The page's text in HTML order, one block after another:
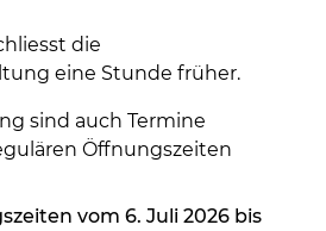
die
eine Stunde früher.
sind auch Termine
Öffnungszeiten
vom 6. Juli 2026 bis